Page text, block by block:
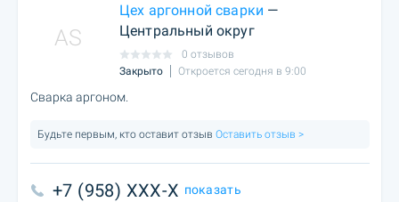
AS
Цех аргонной сварки —
Центральный округ
0 отзывов
Закрыто
Откроется сегодня в 9:00
Сварка аргоном.
Будьте первым, кто оставит отзыв Оставить отзыв >
+7 (958) XXX-X показать